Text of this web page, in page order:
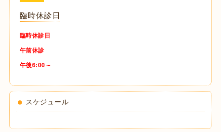
臨時休診日
臨時休診日
午前休診
午後6:00～
スケジュール